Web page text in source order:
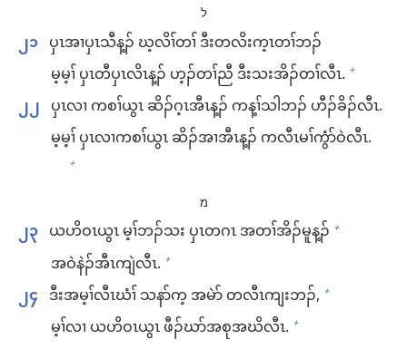
ל
၂၁ ပှၤအၢ​ပှၤသီ​န့ၣ်​ ဃ့လိၢ်​တၢ် ဒီး​တ​လိးက့ၤ​တၢ်ဘၣ်
မ့မ့ၢ် ပှၤတီ​ပှၤလိၤ​န့ၣ်​ ဟ့ၣ်​တၢ်​ညီ ဒီး​သးအိၣ်​တၢ်​လီၤ. +
၂၂ ပှၤလၢ ကစၢ်​ယွၤ ဆိၣ်ဂ့ၤ​အီၤ​န့ၣ်​ က​န့ၢ်သါ​ဘၣ်​ ဟီၣ်ခိၣ်​လီၤ.
မ့မ့ၢ် ပှၤလၢ​ကစၢ်​ယွၤ ဆိၣ်အၢ​အီၤ​န့ၣ်​ က​လီၤမၢ်​ကွံာ်​ဝဲ​လီၤ.
+
מ
၂၃ ယဟိဝၤ​ယွၤ မ့ၢ်​ဘၣ်သး ပှၤ​တဂၤ​ အ​တၢ်​အိၣ်မူ​န့ၣ် +
အ​ဝဲ​နဲၣ်​အီၤ​ကျဲ​လီၤ. +
၂၄ ဒီး​အမ့ၢ်​လီၤဃံၢ် သနာ်က့ အမဲာ်​ တ​လီၤ​ကျး​ဘၣ်, +
မ့ၢ်​လၢ ယဟိဝၤ​ယွၤ ဖီၣ်ဃာ်​အ​စု​အဃိ​လီၤ. +